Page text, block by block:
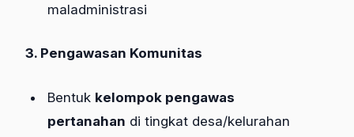
maladministrasi
3. Pengawasan Komunitas
Bentuk kelompok pengawas
pertanahan di tingkat desa/kelurahan